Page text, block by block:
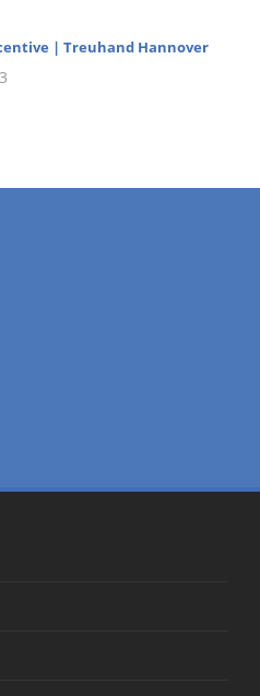
| Treuhand Hannover